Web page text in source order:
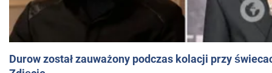
Durow został zauważony podczas kolacji przy